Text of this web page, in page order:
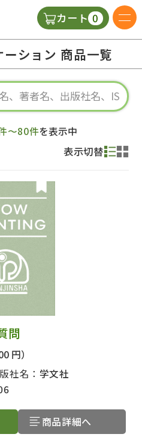
カート 0
日本語の教科書
視聴覚・補助教材
教師用参考書
ション 商品一覧
～80件を表示中
表示切替
問
円）
社名： 学文社
商品詳細へ